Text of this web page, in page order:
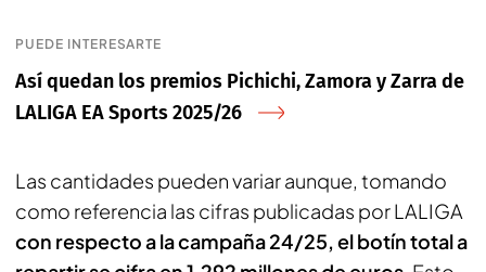
PUEDE INTERESARTE
Así quedan los premios Pichichi, Zamora y Zarra de
LALIGA EA Sports 2025/26
Las cantidades pueden variar aunque, tomando
como referencia las cifras publicadas por LALIGA
con respecto a la campaña 24/25, el botín total a